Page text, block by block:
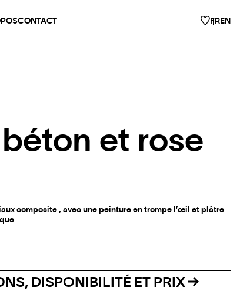
CONTACT FREN
et rose
composite , avec une peinture en trompe l’œil et plâtre
DISPONIBILITÉ ET PRIX